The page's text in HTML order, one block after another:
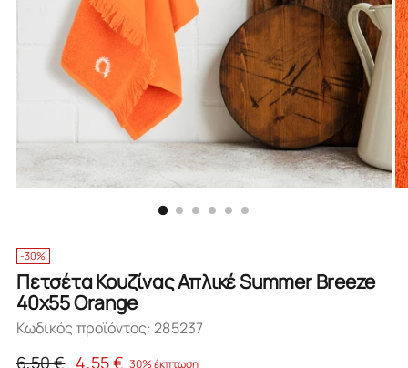
-30%
Πετσέτα Κουζίνας Απλικέ Summer Breeze
40x55 Orange
Κωδικός προϊόντος: 285237
Κανονική
6,50 € 4,55 € 30% έκπτωση